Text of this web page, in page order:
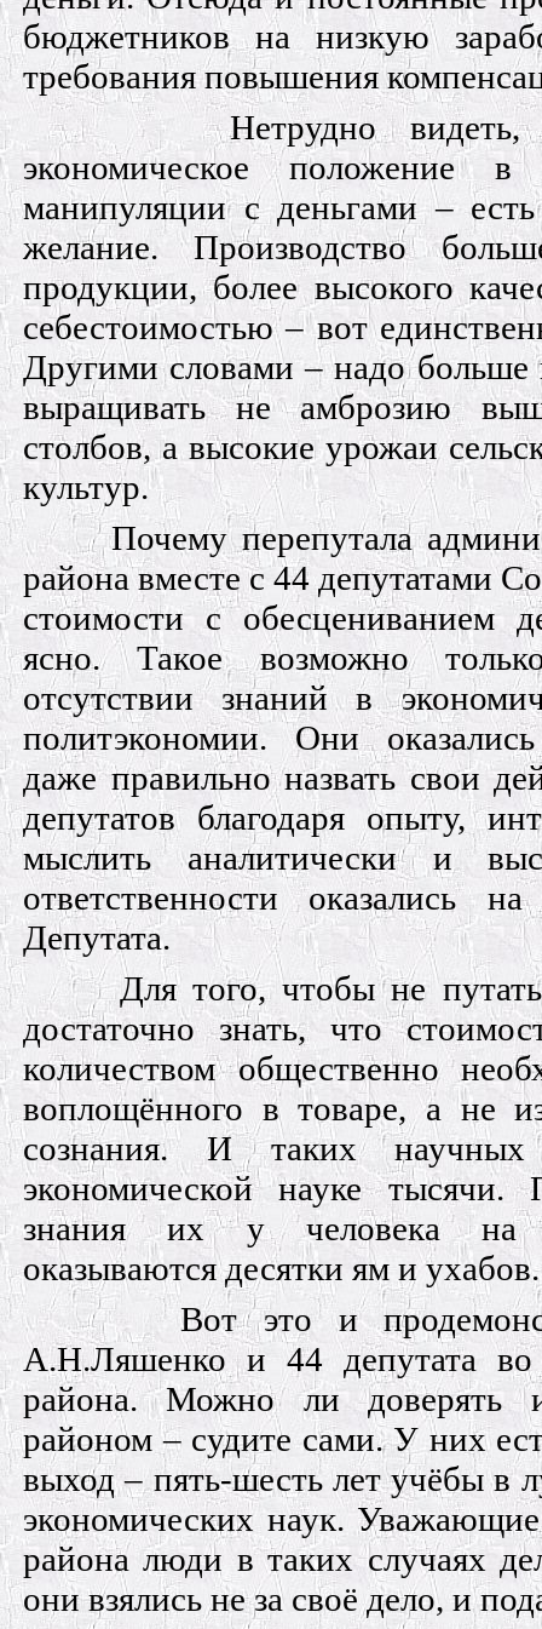
бюджетников на низкую
требования повышения
Нетрудно
экономическое положение
манипуляции с деньгами – есть
желание. Производство
продукции, более высокого
себестоимостью – вот
Другими словами – надо больше
выращивать не амброзию
столбов, а высокие урожаи
культур.
Почему перепутала
района вместе с 44 депутатами
стоимости с обесцениванием
ясно. Такое возможно
отсутствии знаний в
политэкономии. Они
даже правильно назвать свои
депутатов благодаря опыту,
мыслить аналитически и
ответственности оказались
Депутата.
Для того, чтобы не
достаточно знать, что
количеством общественно
воплощённого в товаре, а не
сознания. И таких
экономической науке тысячи.
знания их у человека на
оказываются десятки ям и ухабов.
Вот это и
А.Н.Ляшенко и 44 депутата во
района. Можно ли доверять
районом – судите сами. У них
выход – пять-шесть лет учёбы в
экономических наук.
района люди в таких случаях
они взялись не за своё дело, и